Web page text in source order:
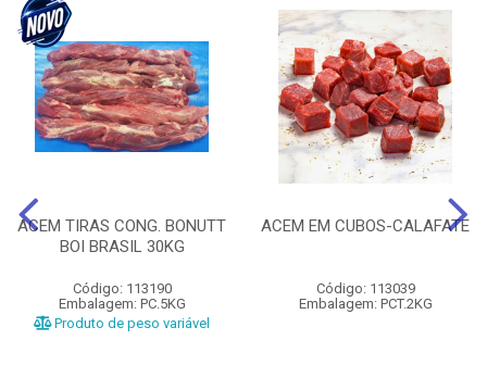
ACEM TIRAS CONG. BONUTT
BOI BRASIL 30KG
Código: 113190
Embalagem: PC.5KG
Produto de peso variável
ACEM EM CUBOS-CALAFATE
Código: 113039
Embalagem: PCT.2KG